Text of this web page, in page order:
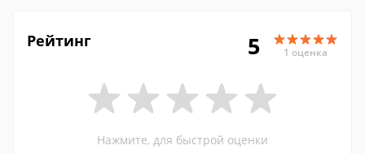
Рейтинг 5 1 оценка
Нажмите, для быстрой оценки